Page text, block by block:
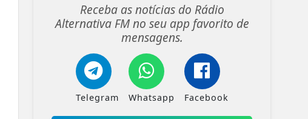
Receba as notícias do Rádio
Alternativa FM no seu app favorito de
mensagens.
Telegram Whatsapp Facebook